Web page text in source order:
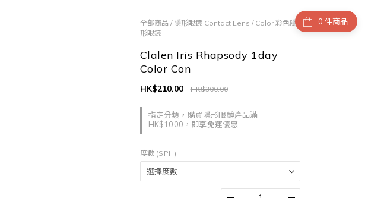
件商品
全部商品 / 隱形眼鏡 Contact Lens / Color 彩色隱
形眼鏡
Clalen Iris Rhapsody 1day
Color Con
指定分類，購買隱形眼鏡產品滿
HK$1000，即享免運優惠
HK$300.00
HK$210.00
度數 (SPH)